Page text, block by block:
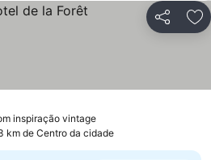
Partilhar
inspiração vintageVer preços
km de Centro da cidade